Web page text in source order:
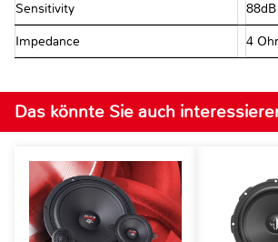
Sensitivity 88dB
Impedance 4
Das könnte Sie auch